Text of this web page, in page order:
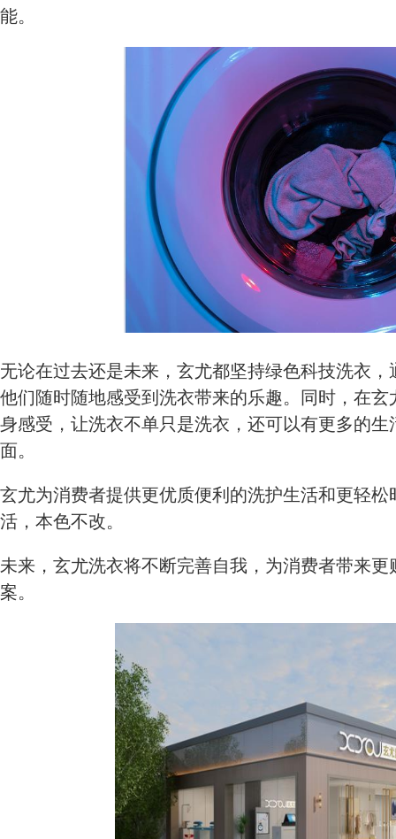
能。
无论在过去还是未来，玄尤都坚持绿色科技洗衣
他们随时随地感受到洗衣带来的乐趣。同时，在
身感受，让洗衣不单只是洗衣，还可以有更多的
面。
玄尤为消费者提供更优质便利的洗护生活和更轻
活，本色不改。
未来，玄尤洗衣将不断完善自我，为消费者带来
案。